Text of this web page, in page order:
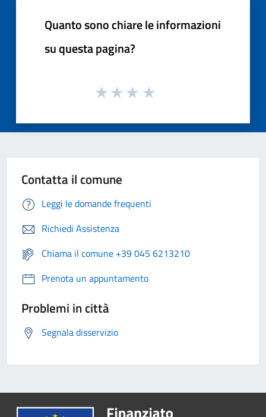
Quanto sono chiare le informazioni
su questa pagina?
Contatta il comune
Leggi le domande frequenti
Richiedi Assistenza
Chiama il comune +39 045 6213210
Prenota un appuntamento
Problemi in città
Segnala disservizio